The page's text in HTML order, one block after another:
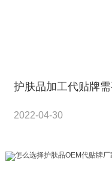
护肤品加工代贴牌
2022-04-30